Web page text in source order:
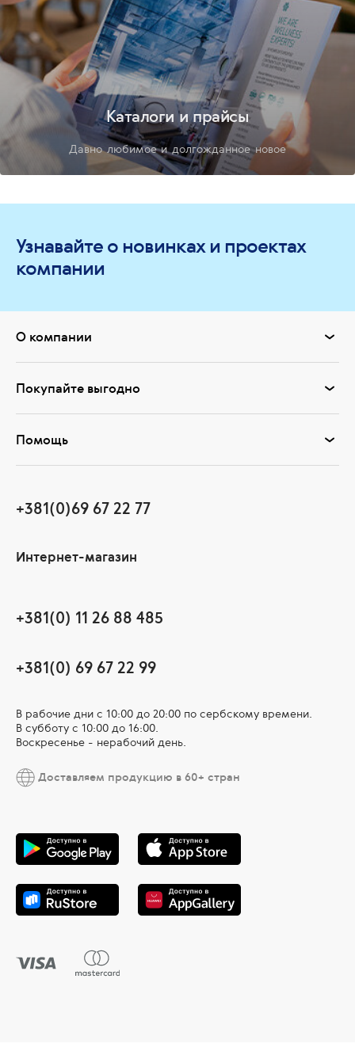
Каталоги и прайсы
Давно любимое и долгожданное новое
Узнавайте о новинках и проектах
компании
О компании
Покупайте выгодно
Помощь
+381(0)69 67 22 77
Интернет-магазин
+381(0) 11 26 88 485
+381(0) 69 67 22 99
В рабочие дни c 10:00 до 20:00 по сербскому времени.
В субботу с 10:00 дo 16:00.
Воскресенье - нерабочий день.
Доставляем продукцию в 60+ стран